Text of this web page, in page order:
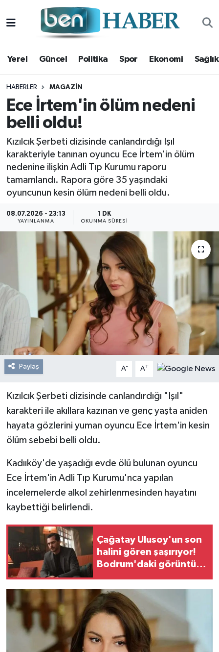
Yerel Güncel Politika Spor Ekonomi Sağlık
HABERLER MAGAZIN
Ece İrtem'in ölüm nedeni
belli oldu!
Kızılcık Şerbeti dizisinde canlandırdığı Işıl
karakteriyle tanınan oyuncu Ece İrtem'in ölüm
nedenine ilişkin Adli Tıp Kurumu raporu
tamamlandı. Rapora göre 35 yaşındaki
oyuncunun kesin ölüm nedeni belli oldu.
08.07.2026 - 23:13
YAYINLANMA
1 DK
OKUNMA SÜRESI
Paylaş A- A+
Kızılcık Şerbeti dizisinde canlandırdığı "Işıl"
karakteri ile akıllara kazınan ve genç yaşta aniden
hayata gözlerini yuman oyuncu Ece İrtem'in kesin
ölüm sebebi belli oldu.
Kadııköy'de yaşadığı evde ölü bulunan oyuncu
Ece İrtem'in Adli Tıp Kurumu'nca yapılan
incelemelerde alkol zehirlenmesinden hayatını
kaybettiği belirlendi.
Çağatay Ulusoy'un son
halini gören şaşırıyor!
Bodrum'daki görüntüsü
Yerel
Güncel
Politika
Spor
Ekonomi
Sağlık
Magazin
Kültür Sanat
Resmi Reklam
Röportajlar
Hava Durumu
Trafik Durumu
Süper Lig Puan Durumu ve Fikstür
Tüm Manşetler
Son Dakika Haberleri
Haber Arşivi